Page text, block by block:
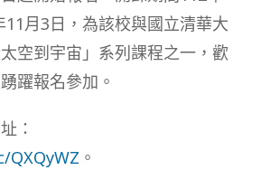
11月3日，為該校與國立清華大
空到宇宙」系列課程之一，歡
躍報名參加。
：
。